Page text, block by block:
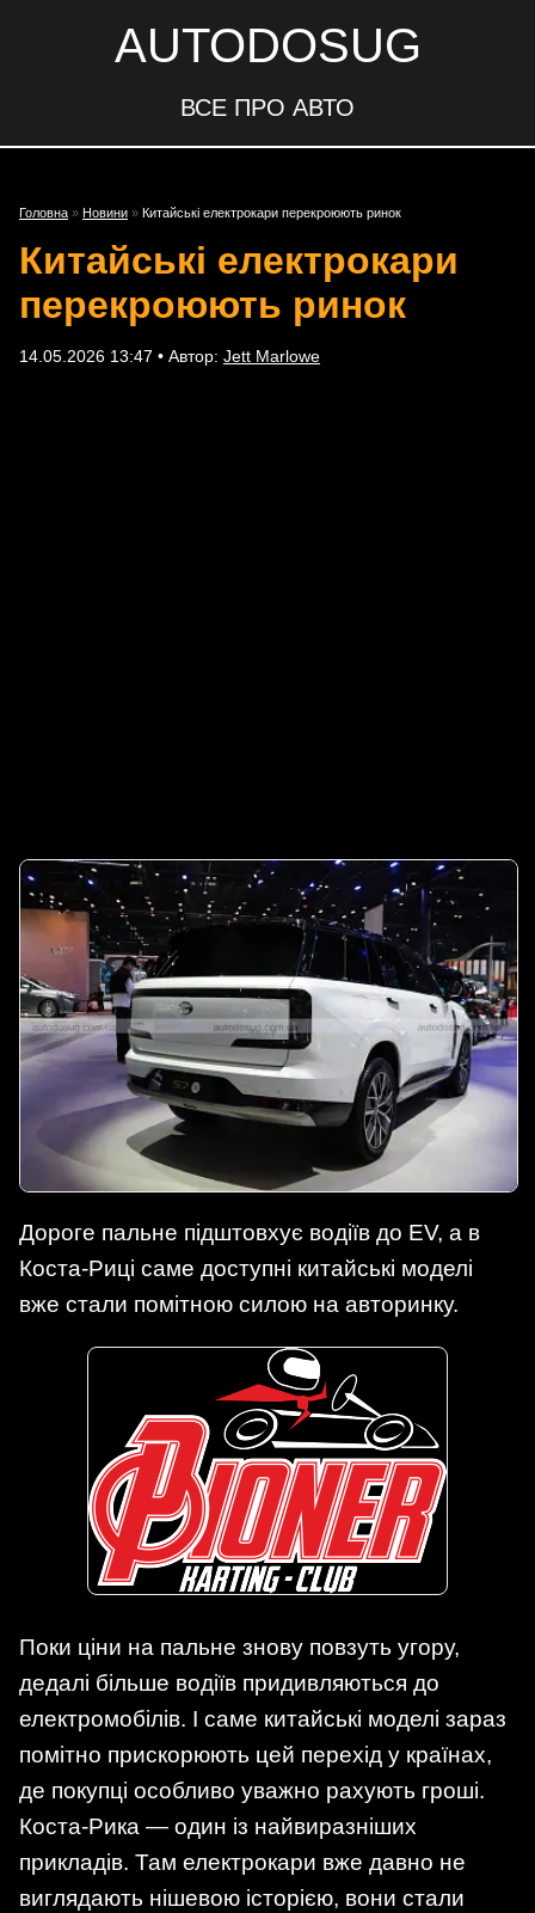
AUTODOSUG
ВСЕ ПРО АВТО
Головна » Новини » Китайські електрокари перекроюють ринок
Китайські електрокари
перекроюють ринок
14.05.2026 13:47 • Автор: Jett Marlowe
Дороге пальне підштовхує водіїв до EV, а в
Коста-Риці саме доступні китайські моделі
вже стали помітною силою на авторинку.
Поки ціни на пальне знову повзуть угору,
дедалі більше водіїв придивляються до
електромобілів. І саме китайські моделі зараз
помітно прискорюють цей перехід у країнах,
де покупці особливо уважно рахують гроші.
Коста-Рика — один із найвиразніших
прикладів. Там електрокари вже давно не
виглядають нішевою історією, вони стали